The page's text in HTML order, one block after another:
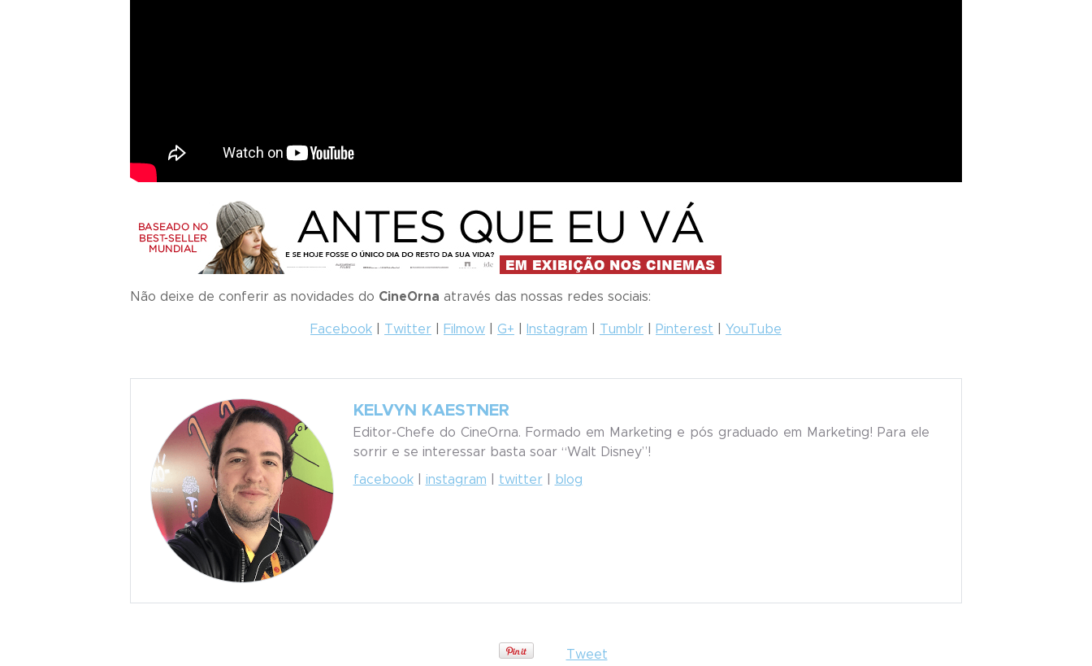
Não deixe de conferir as novidades do CineOrna através das nossas redes sociais:
Facebook Twitter Filmow G+ Instagram Tumblr Pinterest YouTube
KELVYN KAESTNER
Editor-Chefe do CineOrna. Formado em Marketing e pós graduado em Marketing! Para ele
sorrir e se interessar basta soar “Walt Disney”!
facebook| instagram twitter| blog
Tweet